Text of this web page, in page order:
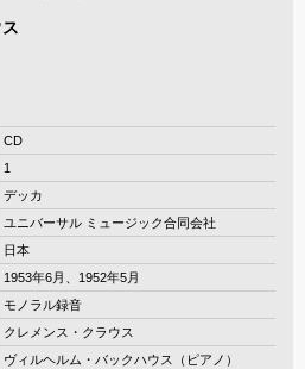
CD
1
デッカ
ユニバーサル ミュージック合同会社
日本
1953年6月、1952年5月
モノラル録音
クレメンス・クラウス
ヴィルヘルム・バックハウス（ピアノ）